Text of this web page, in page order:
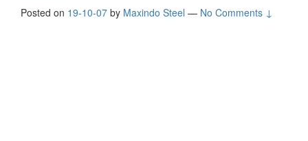
Posted on 19-10-07 by Maxindo Steel — No Comments ↓